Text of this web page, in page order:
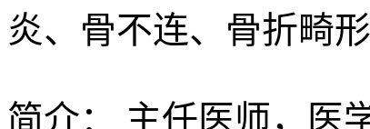
炎、骨不连、骨折畸
简介：
主任医师，医